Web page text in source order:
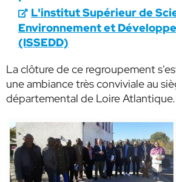
L'institut Supérieur de
Environnement et
(ISSEDD)
La clôture de ce regroupement
une ambiance très conviviale au
départemental de Loire Atlantique.